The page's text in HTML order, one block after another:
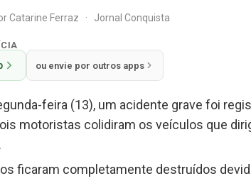
Catarine Ferraz · Jornal Conquista
ou envie por outros apps
feira (13), um acidente grave foi
motoristas colidiram os veículos que
ficaram completamente destruídos